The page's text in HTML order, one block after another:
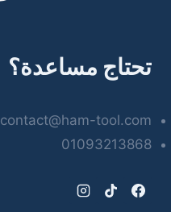
تحتاج مساعدة؟
contact@ham-tool.com
01093213868